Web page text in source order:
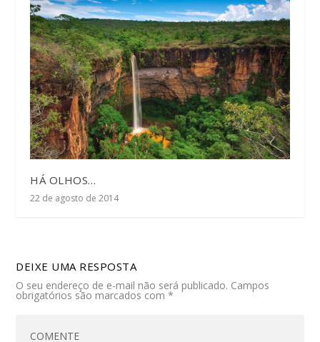
HÁ OLHOS…
22 de agosto de 2014
DEIXE UMA RESPOSTA
O seu endereço de e-mail não será publicado. Campos
obrigatórios são marcados com*